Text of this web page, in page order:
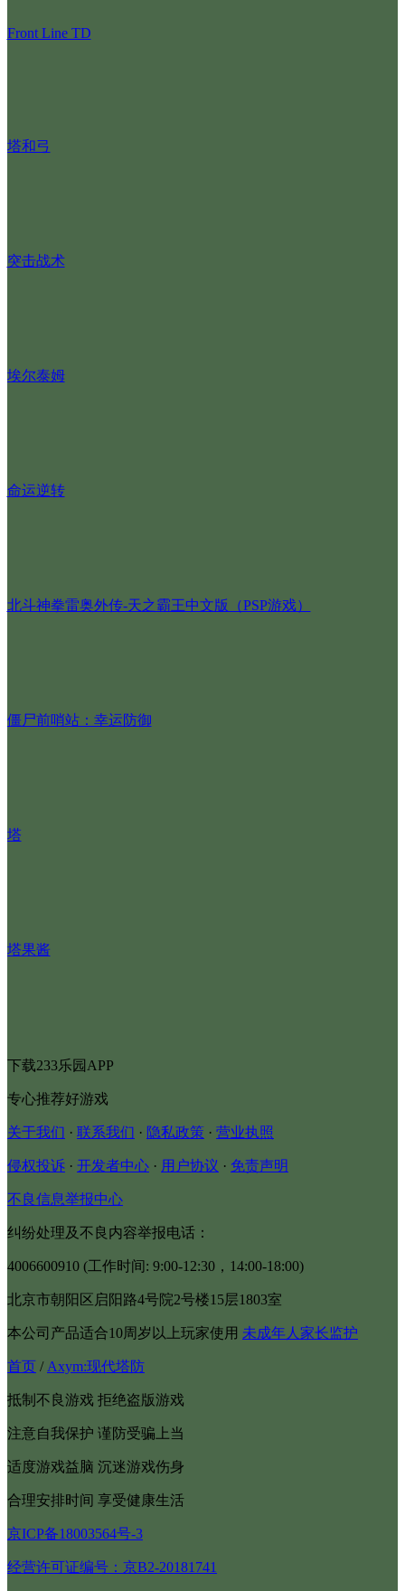
Front Line TD
塔和弓
突击战术
埃尔泰姆
命运逆转
北斗神拳雷奥外传-天之霸王中文版（PSP游戏）
僵尸前哨站：幸运防御
塔
塔果酱
下载233乐园APP
专心推荐好游戏
关于我们 · 联系我们 · 隐私政策 · 营业执照
侵权投诉 · 开发者中心 · 用户协议 · 免责声明
不良信息举报中心
纠纷处理及不良内容举报电话：
4006600910 (工作时间: 9:00-12:30，14:00-18:00)
北京市朝阳区启阳路4号院2号楼15层1803室
本公司产品适合10周岁以上玩家使用 未成年人家长监护
首页 / Axym:现代塔防
抵制不良游戏 拒绝盗版游戏
注意自我保护 谨防受骗上当
适度游戏益脑 沉迷游戏伤身
合理安排时间 享受健康生活
京ICP备18003564号-3
经营许可证编号：京B2-20181741